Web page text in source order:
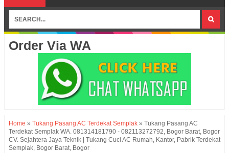
Order Via WA
Home » Tukang Pasang AC Terdekat Semplak » Tukang Pasang AC
Terdekat Semplak WA. 081314181790 - 082113272792, Bogor Barat, Bogor
CV. Sejahtera Jaya Teknik | Tukang Cuci AC Rumah, Kantor, Pabrik Terdekat
Semplak, Bogor Barat, Bogor